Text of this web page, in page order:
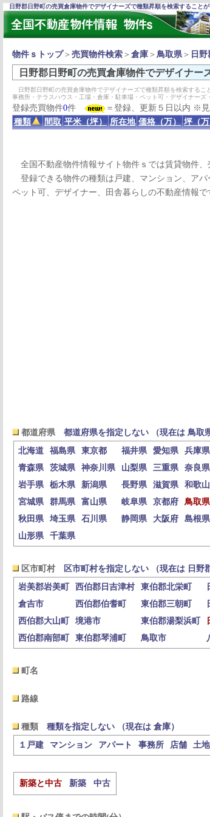
日野郡日野町の売買倉庫物件でデザイナーズで種類昇順を検索することが
物件ｓトップ＞ 売買物件検索 ＞ 倉庫 ＞ 鳥取県＞ 日野
日野郡日野町の売買倉庫物件でデザイナー
日野郡日野町の売買倉庫物件でデザイナーズで種類昇順を検索するこ
事務所・テラスハウス・工場・倉庫・駐車場・ペット可・デザイナー
登録売買物件0件
＝登録、更新５日以内 ※
種類
間取 平米（坪） 所在地 価格（万） 坪（万
全国不動産物件情報サイト物件ｓでは賃貸物件、
登録できる物件の種類は戸建、マンション、アパ
ペット可、デザイナー、田舎暮らしの不動産情報で
都道府県
都道府県を指定しない （現在は 鳥取
北海道
福島県 東京都 福井県 愛知県 兵庫県
青森県
茨城県 神奈川県 山梨県 三重県 奈良県
岩手県
栃木県 新潟県 長野県 滋賀県 和歌
宮城県
群馬県 富山県 岐阜県 京都府 鳥取県
秋田県
埼玉県 石川県 静岡県 大阪府 島根県
山形県
千葉県
区市町村
区市町村を指定しない （現在は 日野
岩美郡岩美町
西伯郡日吉津村 東伯郡北栄町
倉吉市
西伯郡伯耆町 東伯郡三朝町
西伯郡大山町
境港市 東伯郡湯梨浜町
西伯郡南部町
東伯郡琴浦町 鳥取市
町名
路線
種類
種類を指定しない （現在は 倉庫）
１戸建
マンション アパート 事務所 店舗 土地
新築と中古 新築 中古